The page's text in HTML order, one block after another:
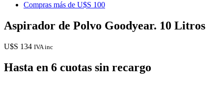
Compras más de U$S 100
Aspirador de Polvo Goodyear. 10 Litros
U$S 134 IVA inc
Hasta en 6 cuotas sin recargo